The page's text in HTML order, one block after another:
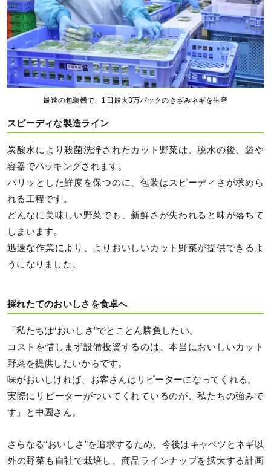
最速の包装機で、1日最大3万パックのきざみネギを生産
スピーディな製造ライン
炭酸水により殺菌洗浄されたカット野菜は、脱水の後、袋や
容器でパッキングされます。
パリッとした鮮度を保つのに、包装はスピーディさが求めら
れる工程です。
どんなに美味しい野菜でも、新鮮さが失われると味が落ちて
しまいます。
迅速な作業により、よりおいしいカット野菜が提供できるよ
うになりました。
採れたてのおいしさを食卓へ
「私たちは“おいしさ”でとことん勝負したい。
コストを惜しまず設備投資するのは、本当においしいカット
野菜を提供したいからです。
味がおいしければ、お客さんはリピーターになってくれる。
実際にリピーターがついてくれているのが、私たちの強みで
す」と中園さん。
さらなる“おいしさ”を追求するため、今後はキャベツとネギ以
外の野菜も自社で栽培し、商品ラインナップを拡大する計画